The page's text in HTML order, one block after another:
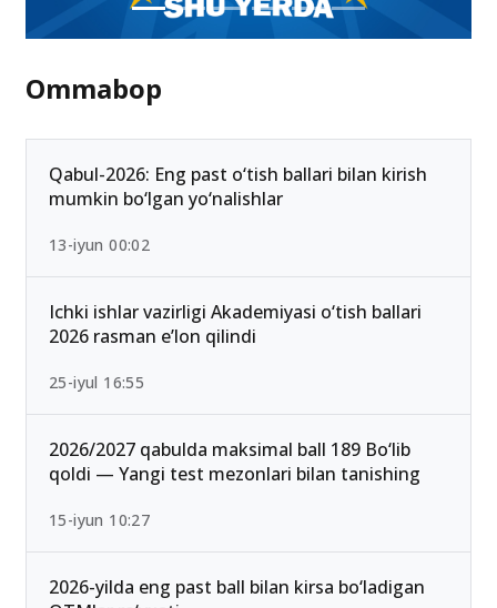
Ommabop
Qabul-2026: Eng past o‘tish ballari bilan kirish
mumkin bo‘lgan yo‘nalishlar
13-iyun 00:02
Ichki ishlar vazirligi Akademiyasi o‘tish ballari
2026 rasman e’lon qilindi
25-iyul 16:55
2026/2027 qabulda maksimal ball 189 Bo‘lib
qoldi — Yangi test mezonlari bilan tanishing
15-iyun 10:27